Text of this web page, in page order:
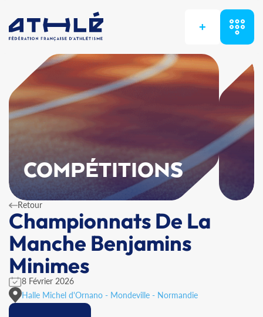
+
COMPÉTITIONS
Retour
Championnats De La
Manche Benjamins
Minimes
8 Février 2026
Halle Michel d'Ornano - Mondeville - Normandie